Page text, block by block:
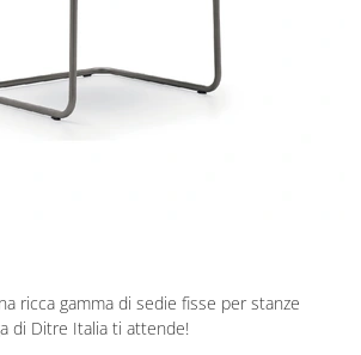
ricca gamma di sedie fisse per stanze
di Ditre Italia ti attende!